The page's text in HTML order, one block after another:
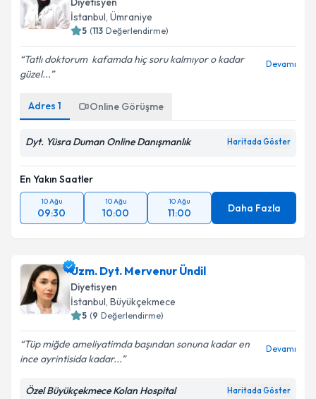
İstanbul, Ümraniye
5 (113 Değerlendirme)
Tatlı doktorum ️ kafamda hiç soru kalmıyor o kadar
güzel...
Devamı
Adres 1 Online Görüşme
Dyt. Yüsra Duman Online Danışmanlık Haritada Göster
En Yakın Saatler
10 Ağu
09:30
10 Ağu
10:00
10 Ağu
11:00 Daha Fazla
Uzm. Dyt. Mervenur Ündil
Diyetisyen
İstanbul, Büyükçekmece
5 (9 Değerlendirme)
Tüp miğde ameliyatimda başından sonuna kadar en
ince ayrintisida kadar...
Devamı
Özel Büyükçekmece Kolan Hospital Haritada Göster